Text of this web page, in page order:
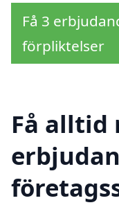
Få 3
förpliktelser
Få alltid